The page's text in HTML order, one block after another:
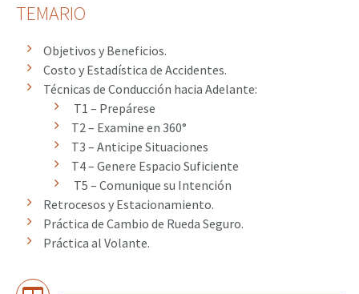
TEMARIO
Objetivos y Beneficios.
Costo y Estadística de Accidentes.
Técnicas de Conducción hacia Adelante:
T1 – Prepárese
T2 – Examine en 360°
T3 – Anticipe Situaciones
T4 – Genere Espacio Suficiente
T5 – Comunique su Intención
Retrocesos y Estacionamiento.
Práctica de Cambio de Rueda Seguro.
Práctica al Volante.